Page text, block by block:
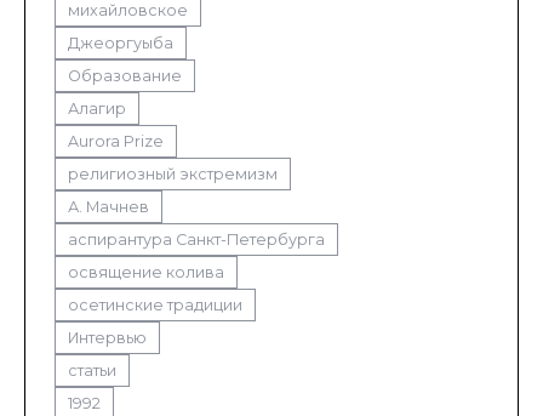
михайловское
Джеоргуыба
Образование
Алагир
Aurora Prize
религиозный экстремизм
А. Мачнев
аспирантура Санкт-Петербурга
освящение колива
осетинские традиции
Интервью
статьи
1992